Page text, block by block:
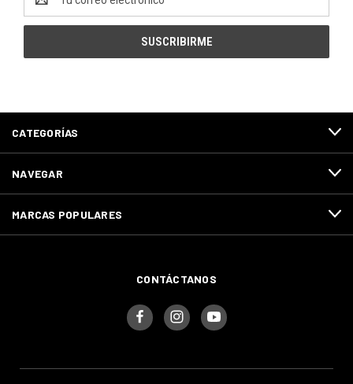
de
correo
CATEGORÍAS
NAVEGAR
MARCAS POPULARES
CONTÁCTANOS